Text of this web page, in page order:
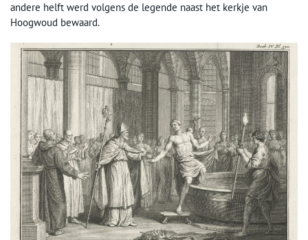
andere helft werd volgens de legende naast het kerkje van
Hoogwoud bewaard.